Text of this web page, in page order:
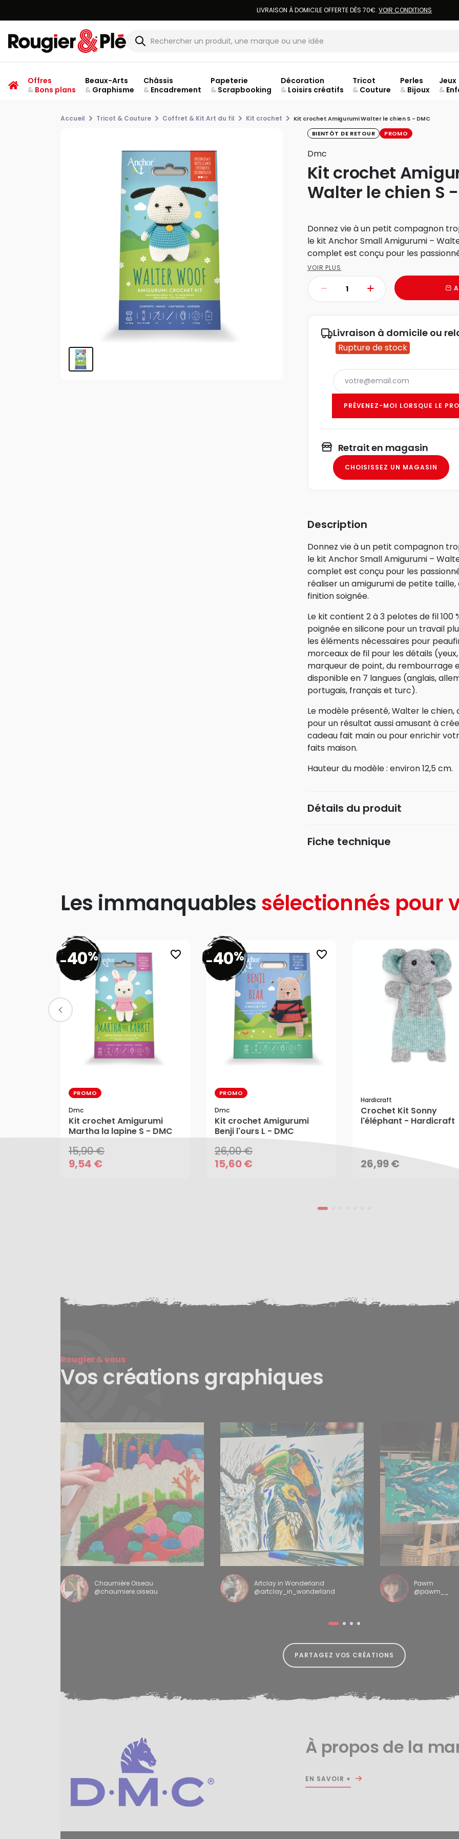
LIVRAISON À DOMICILE OFFERTE DÈS 70€. VOIR CONDITIONS
Offres
&Bons plans
Beaux-Arts
&Graphisme
Châssis
&Encadrement
Papeterie
&Scrapbooking
Décoration
&Loisirs créatifs
Tricot
& Couture
Perles
& Bijoux
Jeux
&
Accueil Tricot & Couture Coffret & Kit Art du fil Kit crochet Kit crochet Amigurumi Walter le chien S - DMC
BIENTÔT DE RETOUR PROMO
Dmc
Kit crochet
Walter le chien S
Donnez vie à un petit compagnon
le kit Anchor Small Amigurumi –
complet est conçu pour les
VOIR PLUS
Livraison à domicile ou
Rupture de stock
PRÉVENEZ-MOI LORSQUE LE
Retrait en magasin
CHOISISSEZ UN MAGASIN
Description
Donnez vie à un petit compagnon
le kit Anchor Small Amigurumi –
complet est conçu pour les
réaliser un amigurumi de petite
finition soignée.
Le kit contient 2 à 3 pelotes de fil 100
poignée en silicone pour un travail
les éléments nécessaires pour
morceaux de fil pour les détails
marqueur de point, du rembourrage
disponible en 7 langues (anglais,
portugais, français et turc).
Le modèle présenté, Walter le
pour un résultat aussi amusant à
cadeau fait main ou pour enrichir
faits maison.
Hauteur du modèle : environ 12,5 cm.
Détails du produit
Fiche technique
Les immanquables sélectionnés pour
favorite_border
-40%
PROMO
Dmc
Kit crochet Amigurumi
Martha la lapine S - DMC
15,90 €
9,54 €
15,90 €
9,54 €
AJOUTER AU PANIER
favorite_border
-40%
PROMO
Dmc
Kit crochet Amigurumi
Benji l'ours L - DMC
26,00 €
15,60 €
26,00 €
15,60 €
AJOUTER AU PANIER
Hardicraft
Crochet Kit Sonny
l'éléphant - Hardicraft
26,99 €AJOUTER AU PANIER
Rougier & vous
Vos créations graphiques
Chaumière Oiseau
@chaumiere.oiseau
Artclay in Wonderland
@artclay_in_wonderland
Pawm
@pawm__
PARTAGEZ VOS CRÉATIONS
À propos de la
EN SAVOIR +